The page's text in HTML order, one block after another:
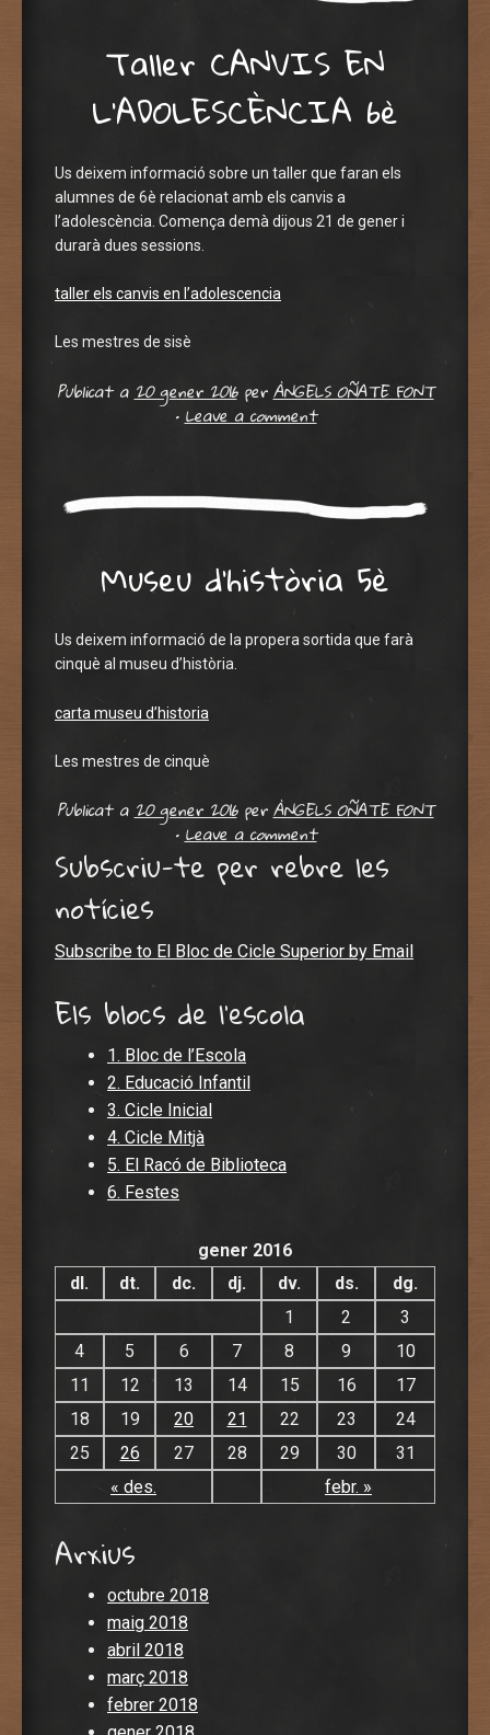
Taller CANVIS EN
L’ADOLESCÈNCIA 6è
Us deixem informació sobre un taller que faran els
alumnes de 6è relacionat amb els canvis a
l’adolescència. Comença demà dijous 21 de gener i
durarà dues sessions.
taller els canvis en l’adolescencia
Les mestres de sisè
Publicat a20 gener 2016perÀNGELS OÑATE FONT
•Leave a comment
Museu d’història 5è
Us deixem informació de la propera sortida que farà
cinquè al museu d’història.
carta museu d’historia
Les mestres de cinquè
Publicat a20 gener 2016perÀNGELS OÑATE FONT
•Leave a comment
Subscriu-te per rebre les
notícies
Subscribe to El Bloc de Cicle Superior by Email
Els blocs de l'escola
1. Bloc de l’Escola
2. Educació Infantil
3. Cicle Inicial
4. Cicle Mitjà
5. El Racó de Biblioteca
6. Festes
gener 2016
dl.
dt. dc. dj. dv. ds. dg.
« des. febr. »
1 2
3
4
5 6 7 8 9
10
11
12 13 14 15 16
17
18
19 20 21 22 23
24
25
26 27 28 29 30 31
Arxius
octubre 2018
maig 2018
abril 2018
març 2018
febrer 2018